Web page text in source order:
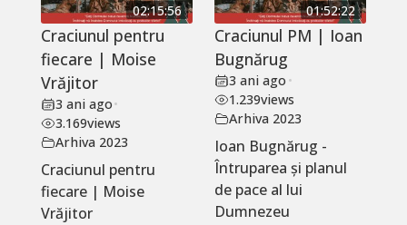
02:15:56
Craciunul pentru
fiecare | Moise
Vrăjitor
3 ani ago•
3.169views
Arhiva 2023
Craciunul pentru
fiecare | Moise
Vrăjitor
01:52:22
Craciunul PM | Ioan
Bugnărug
3 ani ago •
1.239views
Arhiva 2023
Ioan Bugnărug -
Întruparea și planul
de pace al lui
Dumnezeu